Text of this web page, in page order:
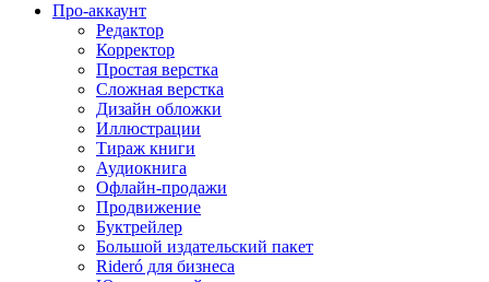
Про-аккаунт
Редактор
Корректор
Простая верстка
Сложная верстка
Дизайн обложки
Иллюстрации
Тираж книги
Аудиокнига
Офлайн-продажи
Продвижение
Буктрейлер
Большой издательский пакет
Rideró для бизнеса